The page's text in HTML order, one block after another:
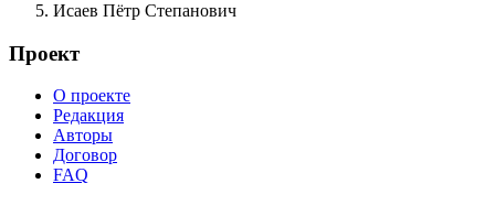
Исаев Пётр Степанович
Проект
О проекте
Редакция
Авторы
Договор
FAQ